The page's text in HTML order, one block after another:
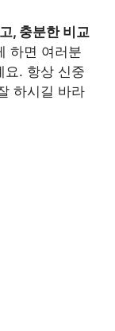
, 충분한 비교
하면 여러분
요. 항상 신중
하시길 바라